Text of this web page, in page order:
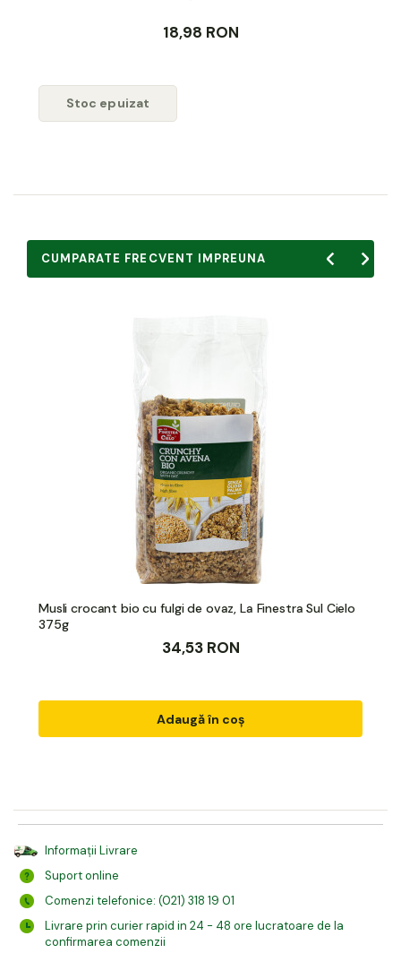
18,98 RON
Stoc epuizat
CUMPARATE FRECVENT IMPREUNA
Musli crocant bio cu fulgi de ovaz, La Finestra Sul Cielo
375g
34,53 RON
Adaugă în coș
Informații Livrare
Suport online
Comenzi telefonice: (021) 318 19 01
Livrare prin curier rapid in 24 - 48 ore lucratoare de la
confirmarea comenzii